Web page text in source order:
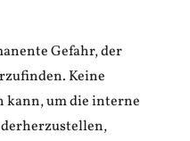
Gefahr, der
Keine
kann, um die interne